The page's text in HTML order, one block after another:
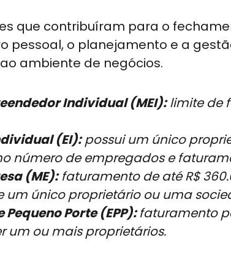
que contribuíram para o
pessoal, o planejamento e a
ambiente de negócios.
Individual (MEI):limite de
(EI):possui um único
número de empregados e
(ME):faturamento de até R$
um único proprietário ou uma
Pequeno Porte (EPP):faturamento
um ou mais proprietários.